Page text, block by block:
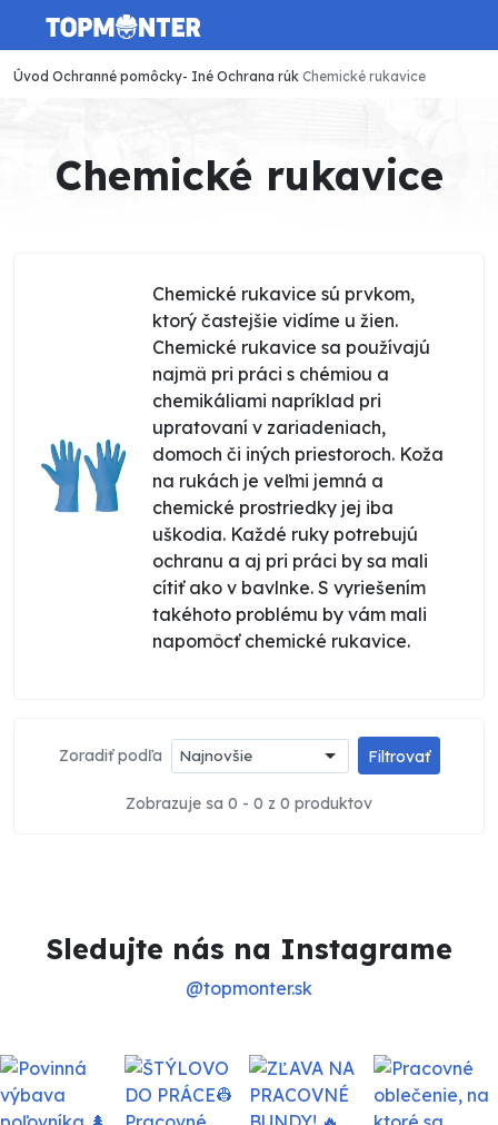
Úvod Ochranné pomôcky- Iné Ochrana rúk Chemické rukavice
Chemické rukavice
Chemické rukavice sú prvkom,
ktorý častejšie vidíme u žien.
Chemické rukavice sa používajú
najmä pri práci s chémiou a
chemikáliami napríklad pri
upratovaní v zariadeniach,
domoch či iných priestoroch. Koža
na rukách je veľmi jemná a
chemické prostriedky jej iba
uškodia. Každé ruky potrebujú
ochranu a aj pri práci by sa mali
cítiť ako v bavlnke. S vyriešením
takéhoto problému by vám mali
napomôcť chemické rukavice.
Zoradiť podľa Najnovšie Filtrovať
Zobrazuje sa 0 - 0 z 0 produktov
Sledujte nás na Instagrame
@topmonter.sk